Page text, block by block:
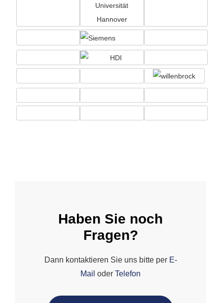
Haben Sie noch
Fragen?
Dann kontaktieren Sie uns bitte per E-
Mail oder Telefon